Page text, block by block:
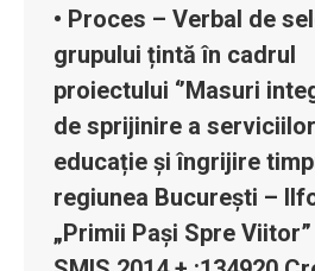
• Proces – Verbal de
grupului țintă în cadrul
proiectului ‘’Masuri
de sprijinire a
educație și îngrijire
regiunea București –
„Primii Pași Spre